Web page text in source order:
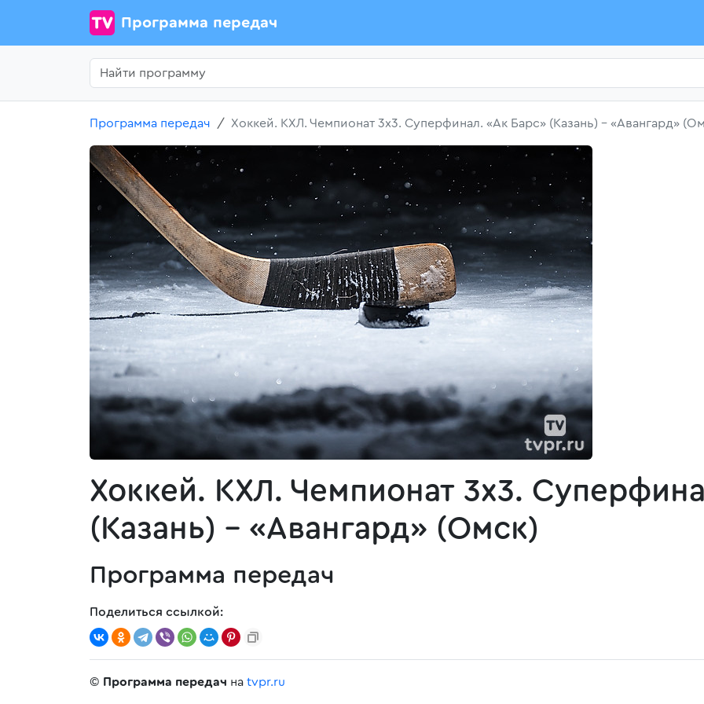
Программа передач
Программа передач Хоккей. КХЛ. Чемпионат 3х3. Суперфинал. «Ак Барс» (Казань) - «Авангард»
Хоккей. КХЛ. Чемпионат 3х3.
(Казань) - «Авангард» (Омск)
Программа передач
Поделиться ссылкой:
© Программа передач на tvpr.ru